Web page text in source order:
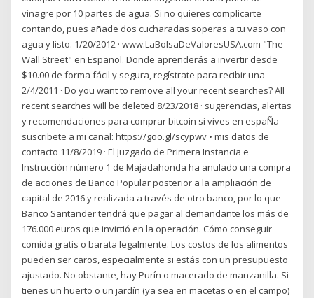
vinagre por 10 partes de agua. Si no quieres complicarte
contando, pues añade dos cucharadas soperas a tu vaso con
agua y listo. 1/20/2012 · www.LaBolsaDeValoresUSA.com "The
Wall Street" en Español. Donde aprenderás a invertir desde
$10.00 de forma fácil y segura, regístrate para recibir una
2/4/2011 · Do you want to remove all your recent searches? All
recent searches will be deleted 8/23/2018 · sugerencias, alertas
y recomendaciones para comprar bitcoin si vives en espaÑa
suscribete a mi canal: https://goo.gl/scypwv • mis datos de
contacto 11/8/2019 · El Juzgado de Primera Instancia e
Instrucción número 1 de Majadahonda ha anulado una compra
de acciones de Banco Popular posterior a la ampliación de
capital de 2016 y realizada a través de otro banco, por lo que
Banco Santander tendrá que pagar al demandante los más de
176.000 euros que invirtió en la operación. Cómo conseguir
comida gratis o barata legalmente. Los costos de los alimentos
pueden ser caros, especialmente si estás con un presupuesto
ajustado. No obstante, hay Purín o macerado de manzanilla. Si
tienes un huerto o un jardín (ya sea en macetas o en el campo)